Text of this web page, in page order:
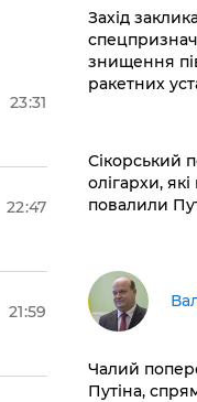
23:31
22:47
21:59
​Захід
знищення
ракетних
​Сікорський
олігархи,
повалили
​Чалий
Путіна,